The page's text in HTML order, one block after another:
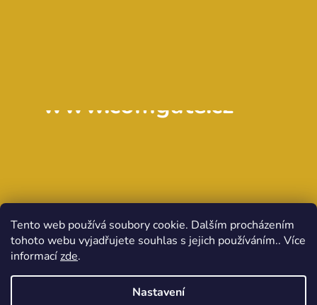
Tento web používá soubory cookie. Dalším procházením
tohoto webu vyjadřujete souhlas s jejich používáním.. Více
informacízde.
Nastavení
www.comgate.cz